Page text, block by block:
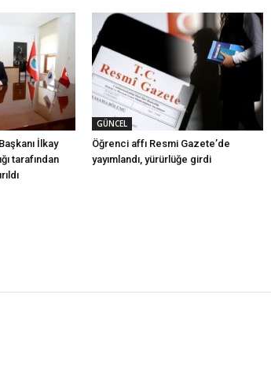
İlkay
tarafından
GÜNCEL
Öğrenci affı Resmi Gazete’de
yayımlandı, yürürlüğe girdi